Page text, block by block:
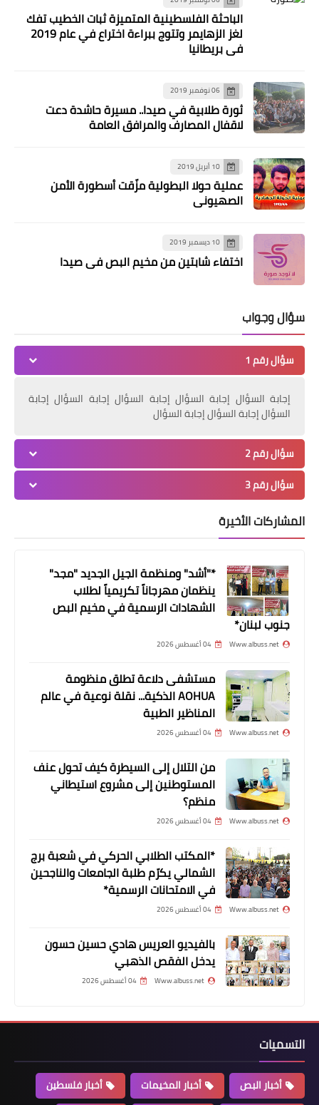
منوعات
*علي فيصل: الدفاع عن وكالة الاونروا
خدماتها*
أخبار المخيمات
*حركة حماس تلتقي التيار الاصلاحي
الديمقراطي في مخيم عين الحلوة*
جبهة النضال الشعبي الفلسطيني
تستقبل وفدا من جبهة التحرير
الفلسطينية
أخبار متنوعة
*الفصائل الفلسطينية تعقد لقائها الدوري
في منطقة صور، وتؤكد على ضرورة
تحصين المخيمات من الظواهر المسيئة
لتضحيات شعبنا ونضاله*
سالم إزدحمد... فرّان فلسطيني يحمل
شهادة هندسة ميكانيكية
الباحثة الفلسطينية المتميزة ثبات الخطيب تفك
لغز الزهايمر وتتوج ببراءة اختراع في عام 2019
في بريطانيا
06 نوفمبر 2019
ثورة طلابية في صيدا.. مسيرة حاشدة دعت
لاقفال المصارف والمرافق العامة
10 أبريل 2019
عملية حولا البطولية مزّقت أسطورة الأمن
الصهيوني
10 ديسمبر 2019
اختفاء شابتين من مخيم البص في صيدا
سؤال وجواب
سؤال رقم 1
إجابة السؤال إجابة السؤال إجابة السؤال إجابة السؤال إجابة
السؤال إجابة السؤال إجابة السؤال
سؤال رقم 2
سؤال رقم 3
المشاركات الأخيرة
*"أشد" ومنظمة الجيل الجديد "مجد"
ينظمان مهرجاناً تكريمياً لطلاب
الشهادات الرسمية في مخيم البص
جنوب لبنان*
Www.albuss.net 04 أغسطس 2026
مستشفى دلاعة تطلق منظومة
AOHUA الذكية... نقلة نوعية في عالم
المناظير الطبية
Www.albuss.net 04 أغسطس 2026
من التلال إلى السيطرة كيف تحول عنف
المستوطنين إلى مشروع استيطاني
منظم؟
Www.albuss.net 04 أغسطس 2026
*المكتب الطلابي الحركي في شعبة برج
الشمالي يكرّم طلبة الجامعات والناجحين
في الامتحانات الرسمية*
Www.albuss.net 04 أغسطس 2026
بالفيديو العريس هادي حسين حسون
يدخل الفقص الذهبي
Www.albuss.net 04 أغسطس 2026
التسميات
أخبار البص أخبار المخيمات
أخبار فلسطين